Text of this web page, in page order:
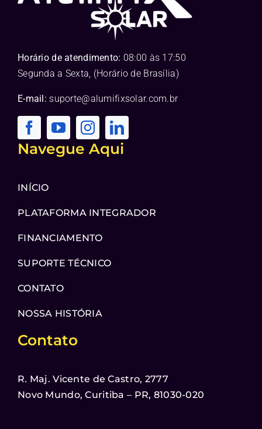
Horário de atendimento: 08:00 às 17:50
Segunda a Sexta, (Horário de Brasília)
E-mail: suporte@alumifixsolar.com.br
Navegue Aqui
INÍCIO
PLATAFORMA INTEGRADOR
FINANCIAMENTO
SUPORTE TÉCNICO
CONTATO
NOSSA HISTÓRIA
Contato
R. Maj. Vicente de Castro, 2777
Novo Mundo, Curitiba – PR, 81030-020